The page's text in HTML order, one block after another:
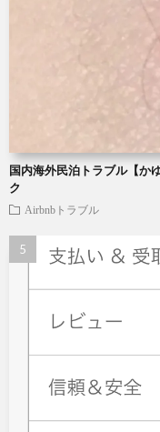
国内海外民泊トラブル【か
ク
Airbnbトラブル